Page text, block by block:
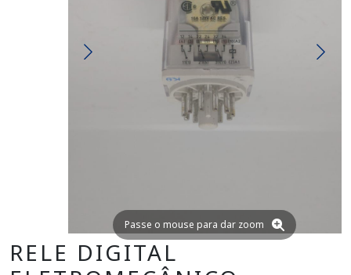
Passe o mouse para dar zoom
RELE DIGITAL